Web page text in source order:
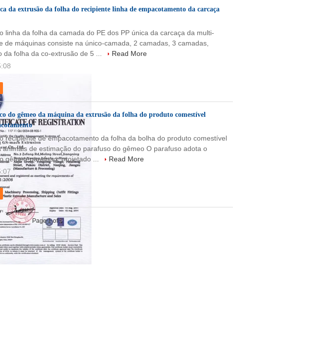
da extrusão da folha do recipiente linha de empacotamento da carcaça
linha da folha da camada do PE dos PP única da carcaça da multi-
de máquinas consiste na único-camada, 2 camadas, 3 camadas,
da folha da co-extrusão de 5 ...
Read More
do gêmeo da máquina da extrusão da folha do produto comestível
recipiente de empacotamento da folha da bolha do produto comestível
animais de estimação do parafuso do gêmeo O parafuso adota o
gêmeo-parafuso, projetado ...
Read More
Page 1 of 1